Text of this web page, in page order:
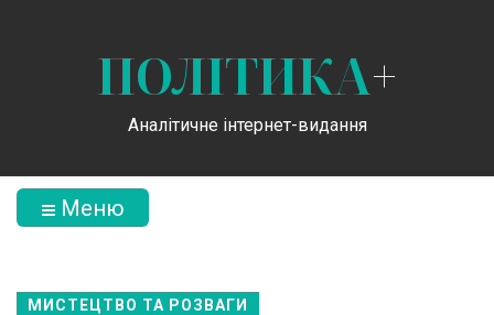
ПОЛІТИКА+
Аналітичне інтернет-видання
Меню
МИСТЕЦТВО ТА РОЗВАГИ